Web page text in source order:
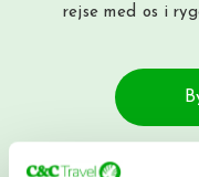
rejse med os i